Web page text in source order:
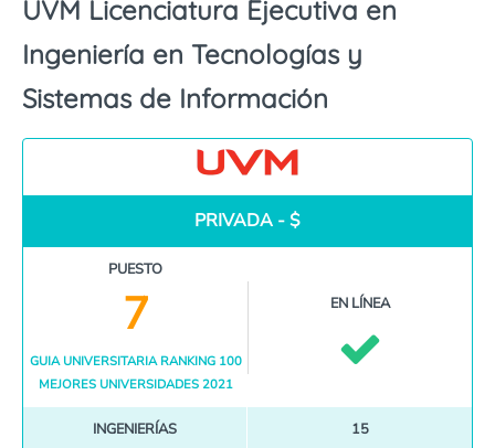
UVM Licenciatura Ejecutiva en
Ingeniería en Tecnologías y
Sistemas de Información
PRIVADA - $
PUESTO
7
GUIA UNIVERSITARIA RANKING 100
MEJORES UNIVERSIDADES 2021
EN LÍNEA
INGENIERÍAS 15